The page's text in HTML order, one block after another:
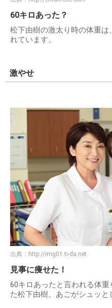
60キロあった？
松下由樹の激太り時の体重
れています。
激やせ
出典： http://img01.ti-da.net
見事に痩せた！
60キロあったと言われる体
た松下由樹。あごがシュッ